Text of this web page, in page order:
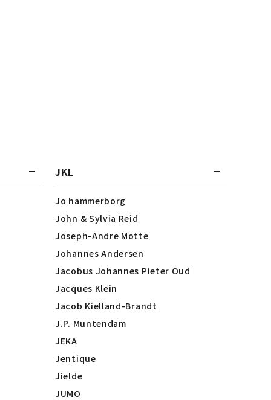
JKL
Jo hammerborg
John & Sylvia Reid
Joseph-Andre Motte
Johannes Andersen
Jacobus Johannes Pieter Oud
Jacques Klein
Jacob Kielland-Brandt
J.P. Muntendam
JEKA
Jentique
Jielde
JUMO